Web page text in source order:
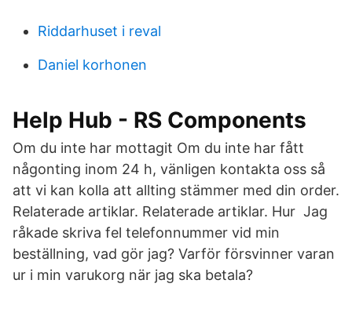
Riddarhuset i reval
Daniel korhonen
Help Hub - RS Components
Om du inte har mottagit Om du inte har fått
någonting inom 24 h, vänligen kontakta oss så
att vi kan kolla att allting stämmer med din order.
Relaterade artiklar. Relaterade artiklar. Hur Jag
råkade skriva fel telefonnummer vid min
beställning, vad gör jag? Varför försvinner varan
ur i min varukorg när jag ska betala?